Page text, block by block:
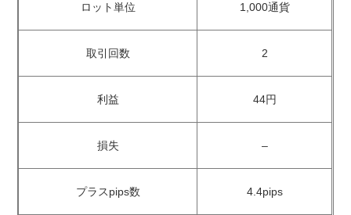
ロット単位 1,000通貨
取引回数 2
利益 44円
損失 –
プラスpips数 4.4pips